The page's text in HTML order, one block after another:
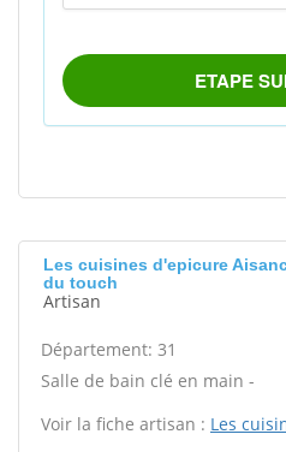
Les cuisines d'epicure
du touch
Artisan
Département: 31
Salle de bain clé en main -
Voir la fiche artisan : Les